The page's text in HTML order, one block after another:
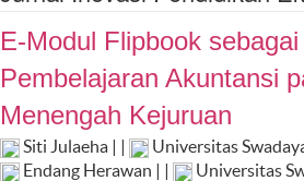
E-Modul Flipbook
Pembelajaran Akuntansi
Menengah Kejuruan
Siti Julaeha | | Universitas
Endang Herawan | |
Universitas